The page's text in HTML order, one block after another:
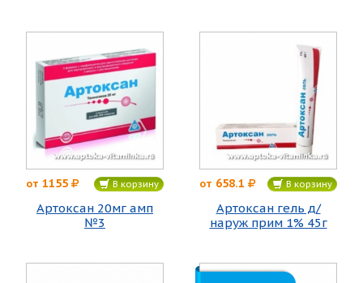
от 1155 В корзину
Артоксан 20мг амп
№3
от 658.1 В корзину
Артоксан гель д/
наруж прим 1% 45г